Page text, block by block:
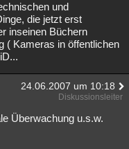
und
die jetzt erst
inseinen Büchern
( Kameras in öffentlichen
24.06.2007 um 10:18
Diskussionsleiter
Überwachung u.s.w.